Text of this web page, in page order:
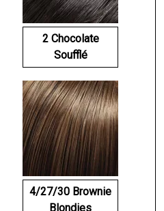
2 Chocolate
Soufflé
4/27/30 Brownie
Blondies